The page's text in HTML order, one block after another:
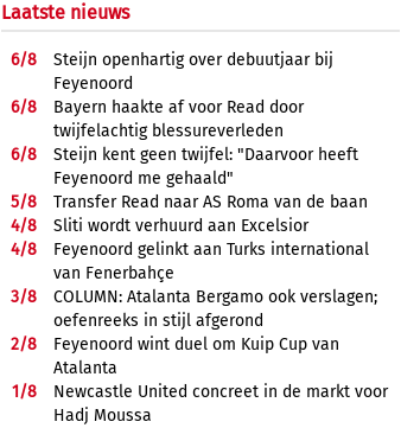
Laatste nieuws
6/8
Steijn openhartig over debuutjaar bij
Feyenoord
6/8
Bayern haakte af voor Read door
twijfelachtig blessureverleden
6/8
Steijn kent geen twijfel: "Daarvoor heeft
Feyenoord me gehaald"
5/8
Transfer Read naar AS Roma van de baan
4/8
Sliti wordt verhuurd aan Excelsior
4/8
Feyenoord gelinkt aan Turks international
van Fenerbahçe
3/8
COLUMN: Atalanta Bergamo ook verslagen;
oefenreeks in stijl afgerond
2/8
Feyenoord wint duel om Kuip Cup van
Atalanta
1/8
Newcastle United concreet in de markt voor
Hadj Moussa